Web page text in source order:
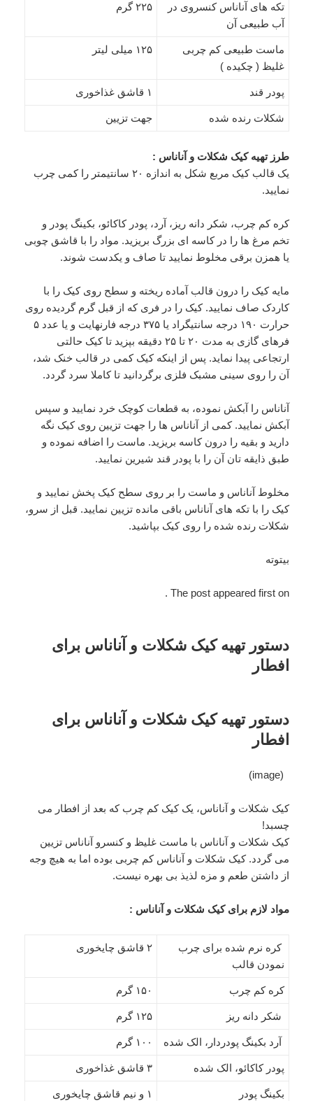
تکه های آناناس کنسروی در
آب طبیعی آن
۲۲۵ گرم
ماست طبیعی کم چربی
غلیظ ( چکیده )
۱۲۵ میلی لیتر
پودر قند ۱ قاشق غذاخوری
شکلات رنده شده جهت تزیین
طرز تهیه کیک شکلات و آناناس :
یک قالب کیک مربع شکل به اندازه ۲۰ سانتیمتر را کمی چرب
نمایید.
کره کم چرب، شکر دانه ریز، آرد، پودر کاکائو، بکینگ پودر و
تخم مرغ ها را در کاسه ای بزرگ بریزید. مواد را با قاشق چوبی
یا همزن برقی مخلوط نمایید تا صاف و یکدست شوند.
مایه کیک را درون قالب آماده ریخته و سطح روی کیک را با
کاردک صاف نمایید. کیک را در فری که از قبل گرم گردیده روی
حرارت ۱۹۰ درجه سانتیگراد یا ۳۷۵ درجه فارنهایت و یا عدد ۵
فرهای گازی به مدت ۲۰ تا ۲۵ دقیقه بپزید تا کیک حالتی
ارتجاعی پیدا نماید. پس از اینکه کیک کمی در قالب خنک شد،
آن را روی سینی مشبک فلزی برگردانید تا کاملا سرد گردد.
آناناس را آبکش نموده، به قطعات کوچک خرد نمایید و سپس
آبکش نمایید. کمی از آناناس ها را جهت تزیین روی کیک نگه
دارید و بقیه را درون کاسه بریزید. ماست را اضافه نموده و
طبق ذایقه تان آن را با پودر قند شیرین نمایید.
مخلوط آناناس و ماست را بر روی سطح کیک پخش نمایید و
کیک را با تکه های آناناس باقی مانده تزیین نمایید. قبل از سرو،
شکلات رنده شده را روی کیک بپاشید.
بیتوته
The post appeared first on .
دستور تهیه کیک شکلات و آناناس برای
افطار
دستور تهیه کیک شکلات و آناناس برای
افطار
(image)
کیک شکلات و آناناس، یک کیک کم چرب که بعد از افطار می
چسبد!
کیک شکلات و آناناس با ماست غلیظ و کنسرو آناناس تزیین
می گردد. کیک شکلات و آناناس کم چربی بوده اما به هیچ وجه
از داشتن طعم و مزه لذیذ بی بهره نیست.
مواد لازم برای کیک شکلات و آناناس :
کره نرم شده برای چرب
نمودن قالب
۲ قاشق چایخوری
کره کم چرب ۱۵۰ گرم
شکر دانه ریز ۱۲۵ گرم
آرد بکینگ پودردار، الک شده ۱۰۰ گرم
پودر کاکائو، الک شده ۳ قاشق غذاخوری
بکینگ پودر ۱ و نیم قاشق چایخوری